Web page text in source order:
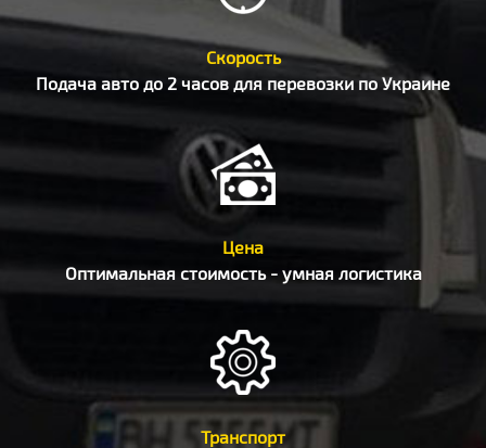
Скорость
Подача авто до 2 часов для перевозки по Украине
Цена
Оптимальная стоимость - умная логистика
Транспорт